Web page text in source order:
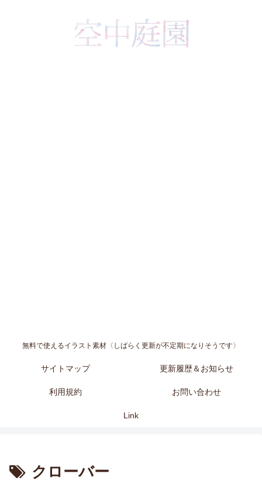
無料で使えるイラスト素材〈しばらく更新が不定期になりそうです〉
サイトマップ 更新履歴＆お知らせ
利用規約 お問い合わせ
Link
クローバー